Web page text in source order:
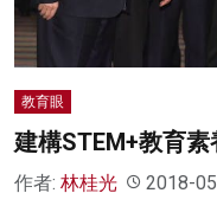
關於我們
教育眼
建構STEM+教育
作者: 林桂光 2018-